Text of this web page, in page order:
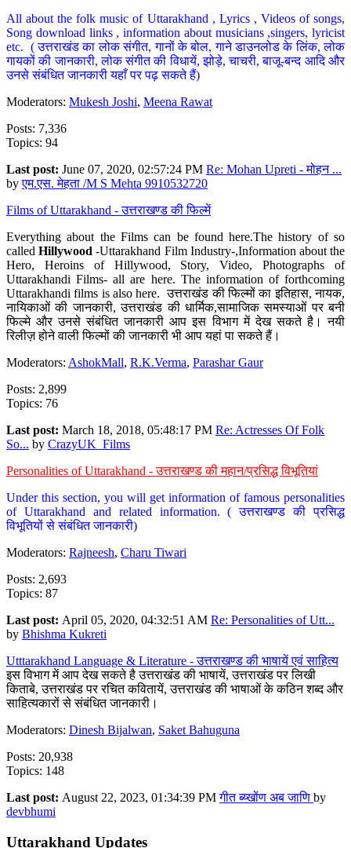
All about the folk music of Uttarakhand , Lyrics , Videos of songs,
Song download links , information about musicians ,singers, lyricist
etc. ( उत्तराखंड का लोक संगीत, गानों के बोल, गाने डाउनलोड के लिंक, लोक
गायकों की जानकारी, लोक संगीत की विधायें, झोड़े, चाचरी, बाजू-बन्द आदि और
उनसे संबंधित जानकारी यहाँ पर पढ़ सकते हैं)
Moderators: Mukesh Joshi, Meena Rawat
Posts: 7,336
Topics: 94
Last post: June 07, 2020, 02:57:24 PM Re: Mohan Upreti - मोहन ...
byएम.एस. मेहता /M S Mehta 9910532720
Films of Uttarakhand - उत्तराखण्ड की फिल्में
Everything about the Films can be found here.The history of so
calledHillywood-Uttarakhand Film Industry-,Information about the
Hero, Heroins of Hillywood, Story, Video, Photographs of
Uttarakhandi Films- all are here. The information of forthcoming
Uttarakhandi films is also here. उत्तराखंड की फिल्मों का इतिहास, नायक,
नायिकाओं की जानकारी, उत्तराखंड की धार्मिक,सामाजिक समस्याओं पर बनी
फिल्मे और उनसे संबंधित जानकारी आप इस विभाग में देख सकते है। नयी
रिलीज़ होने वाली फिल्मों की जानकारी भी आप यहां पा सकते हैं।
Moderators: AshokMall, R.K.Verma, Parashar Gaur
Posts: 2,899
Topics: 76
Last post: March 18, 2018, 05:48:17 PM Re: Actresses Of Folk
So... by CrazyUK_Films
Personalities of Uttarakhand - उत्तराखण्ड की महान/प्रसिद्ध विभूतियां
Under this section, you will get information of famous personalities
of Uttarakhand and related information. ( उत्तराखण्ड की प्रसिद्ध
विभूतियों से संबंधित जानकारी)
Moderators: Rajneesh, Charu Tiwari
Posts: 2,693
Topics: 87
Last post: April 05, 2020, 04:32:51 AM Re: Personalities of Utt...
by Bhishma Kukreti
Utttarakhand Language & Literature - उत्तराखण्ड की भाषायें एवं साहित्य
इस विभाग में आप देख सकते है उत्तराखंड की भाषायें, उत्तराखंड पर लिखी
किताबे, उत्तराखंड पर रचित कवितायें, उत्तराखंड की भाषाओं के कठिन शब्द और
साहित्यकारों से संबंधित जानकारी।
Moderators: Dinesh Bijalwan, Saket Bahuguna
Posts: 20,938
Topics: 148
Last post: August 22, 2023, 01:34:39 PMगीत ब्य्खोंण अब जाणि by
devbhumi
Uttarakhand Updates